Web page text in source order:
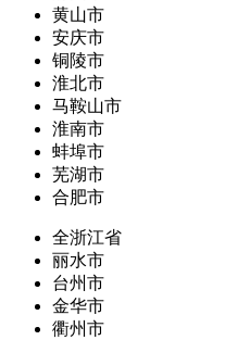
黄山市
安庆市
铜陵市
淮北市
马鞍山市
淮南市
蚌埠市
芜湖市
合肥市
全浙江省
丽水市
台州市
金华市
衢州市